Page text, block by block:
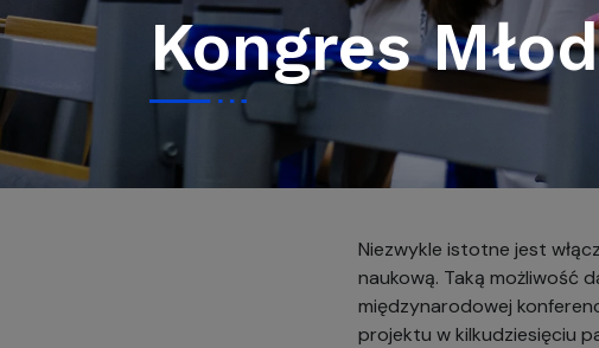
Kongres
Niezwykle istotne jest
naukową. Taką możliwość
międzynarodowej
projektu w kilkudziesięciu